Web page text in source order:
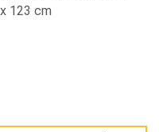
123 cm
dụng Stanley SXWTI-